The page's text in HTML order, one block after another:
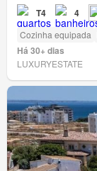
T4 4
Cozinha equipada
Há 30+ dias
LUXURYESTATE